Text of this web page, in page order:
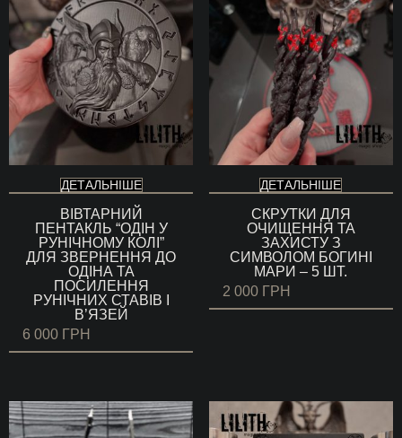
ДЕТАЛЬНІШЕ
ВІВТАРНИЙ
ПЕНТАКЛЬ “ОДІН У
РУНІЧНОМУ КОЛІ”
ДЛЯ ЗВЕРНЕННЯ ДО
ОДІНА ТА
ПОСИЛЕННЯ
РУНІЧНИХ СТАВІВ І
В’ЯЗЕЙ
6 000 ГРН
ДЕТАЛЬНІШЕ
СКРУТКИ ДЛЯ
ОЧИЩЕННЯ ТА
ЗАХИСТУ З
СИМВОЛОМ БОГИНІ
МАРИ – 5 ШТ.
2 000 ГРН